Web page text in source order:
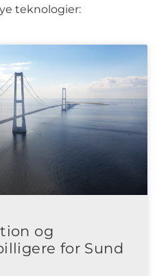
teknologier:
og
for Sund